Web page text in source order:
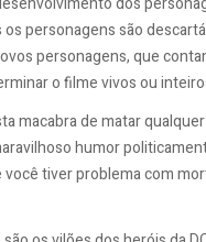
personagens são
personagens, que
o filme vivos ou
macabra de matar
humor
você tiver problema com